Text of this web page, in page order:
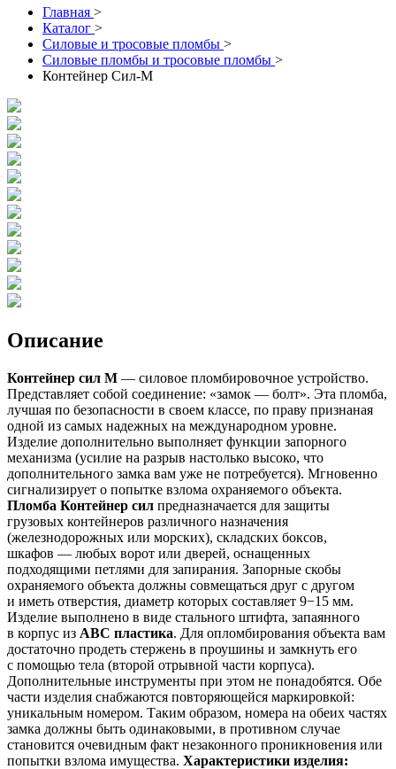
Главная >
Каталог >
Силовые и тросовые пломбы >
Силовые пломбы и тросовые пломбы >
Контейнер Сил-М
Описание
Контейнер сил М — силовое пломбировочное устройство.
Представляет собой соединение: «замок — болт». Эта пломба,
лучшая по безопасности в своем классе, по праву признаная
одной из самых надежных на международном уровне.
Изделие дополнительно выполняет функции запорного
механизма (усилие на разрыв настолько высоко, что
дополнительного замка вам уже не потребуется). Мгновенно
сигнализирует о попытке взлома охраняемого объекта.
Пломба Контейнер сил предназначается для защиты
грузовых контейнеров различного назначения
(железнодорожных или морских), складских боксов,
шкафов — любых ворот или дверей, оснащенных
подходящими петлями для запирания. Запорные скобы
охраняемого объекта должны совмещаться друг с другом
и иметь отверстия, диаметр которых составляет 9−15 мм.
Изделие выполнено в виде стального штифта, запаянного
в корпус из АВС пластика. Для опломбирования объекта вам
достаточно продеть стержень в проушины и замкнуть его
с помощью тела (второй отрывной части корпуса).
Дополнительные инструменты при этом не понадобятся. Обе
части изделия снабжаются повторяющейся маркировкой:
уникальным номером. Таким образом, номера на обеих частях
замка должны быть одинаковыми, в противном случае
становится очевидным факт незаконного проникновения или
попытки взлома имущества. Характеристики изделия: